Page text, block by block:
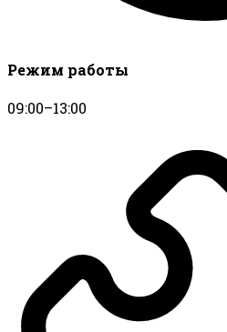
Режим работы
09:00–13:00